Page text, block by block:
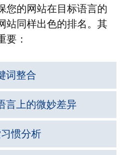
您的网站在目标语言的
站同样出色的排名。其
要：
词整合
言上的微妙差异
惯分析